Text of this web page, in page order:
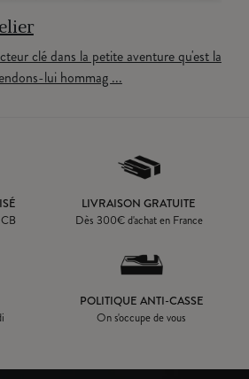
clé dans la petite aventure qu'est la
lui hommag ...
LIVRAISON GRATUITE
Dès 300€ d'achat en France
POLITIQUE ANTI-CASSE
On s'occupe de vous